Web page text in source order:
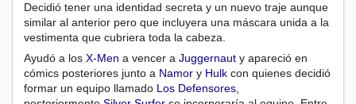
Decidió tener una identidad secreta y un nuevo traje aunque
similar al anterior pero que incluyera una máscara unida a la
vestimenta que cubriera toda la cabeza.
Ayudó a los X-Men a vencer a Juggernaut y apareció en
cómics posteriores junto a Namor y Hulk con quienes decidió
formar un equipo llamado Los Defensores,